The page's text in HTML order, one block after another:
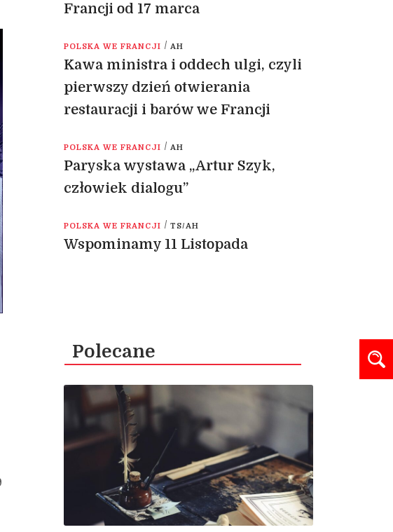
Francji od 17 marca
POLSKA WE FRANCJI / AH
Kawa ministra i oddech ulgi, czyli
pierwszy dzień otwierania
restauracji i barów we Francji
POLSKA WE FRANCJI / AH
Paryska wystawa „Artur Szyk,
człowiek dialogu”
POLSKA WE FRANCJI / TS/AH
Wspominamy 11 Listopada
Polecane